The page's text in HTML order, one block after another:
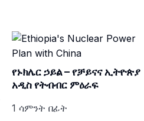
የኑክሌር ኃይል – የቻይናና ኢትዮጵያ
አዲስ የትብብር ምዕራፍ
1 ሳምንት በፊት